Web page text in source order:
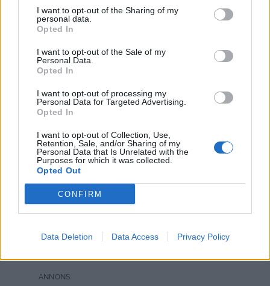
I want to opt-out of the Sharing of my
personal data.
Opted In
I want to opt-out of the Sale of my
Personal Data.
Opted In
I want to opt-out of processing my
Personal Data for Targeted Advertising.
Opted In
I want to opt-out of Collection, Use,
Retention, Sale, and/or Sharing of my
Personal Data that Is Unrelated with the
Purposes for which it was collected.
Opted Out
CONFIRM
Data Deletion Data Access Privacy Policy
Så nu ska jag sätta fart med de som jag ska ha med mig.
Jag börjar nog med att vispa ihop
måste att ha till kräftor och vitlöksbröd.
Hepp hepp – vi hörs snart!
16 AUGUSTI, 2013